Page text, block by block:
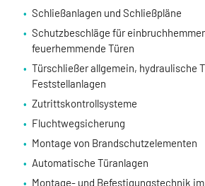
Schließanlagen und Schließpläne
Schutzbeschläge für
feuerhemmende Türen
Türschließer allgemein, hydraulische
Feststellanlagen
Zutrittskontrollsysteme
Fluchtwegsicherung
Montage von Brandschutzelementen
Automatische Türanlagen
Montage- und Befestigungstechnik